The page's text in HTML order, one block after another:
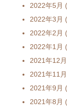
2022年5月
2022年3月
2022年2月
2022年1月
2021年12月
2021年11月
2021年9月
2021年8月